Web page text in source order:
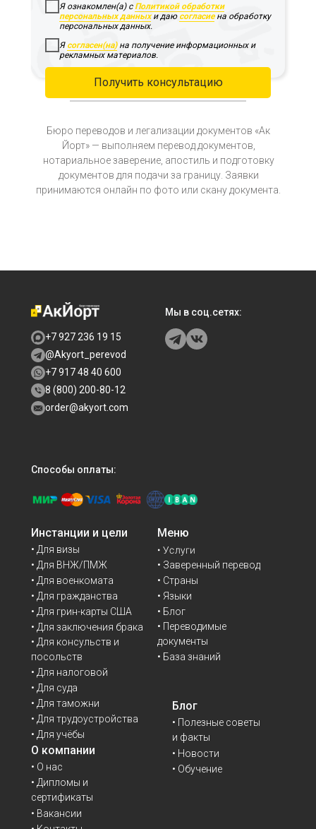
Бюро переводов и легализации документов «Ак
Йорт» — выполняем перевод документов,
нотариальное заверение, апостиль и подготовку
документов для подачи за границу. Заявки
принимаются онлайн по фото или скану документа.
Я ознакомлен(а) с Политикой обработки
персональных данныхи даю согласиена обработку
персональных данных.
Я согласен(на)на получение информационных и
рекламных материалов.
Получить консультацию
Блог
• Полезные советы
и факты
• Новости
• Обучение
Инстанции и цели
• Для визы
• Для ВНЖ/ПМЖ
• Для военкомата
• Для гражданства
• Для грин-карты США
• Для заключения брака
• Для консульств и
посольств
• Для налоговой
• Для суда
• Для таможни
• Для трудоустройства
• Для учёбы
Меню
• Услуги
• Заверенный перевод
• Страны
• Языки
• Блог
• Переводимые
документы
• База знаний
О компании
• О нас
• Дипломы и
сертификаты
• Вакансии
Мы в соц.сетях:
+7 927 236 19 15
@Akyort_perevod
+7 917 48 40 600
8 (800) 200-80-12
order@akyort.com
Способы оплаты: